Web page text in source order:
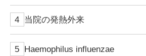
当院の発熱外来
Haemophilus influenzae